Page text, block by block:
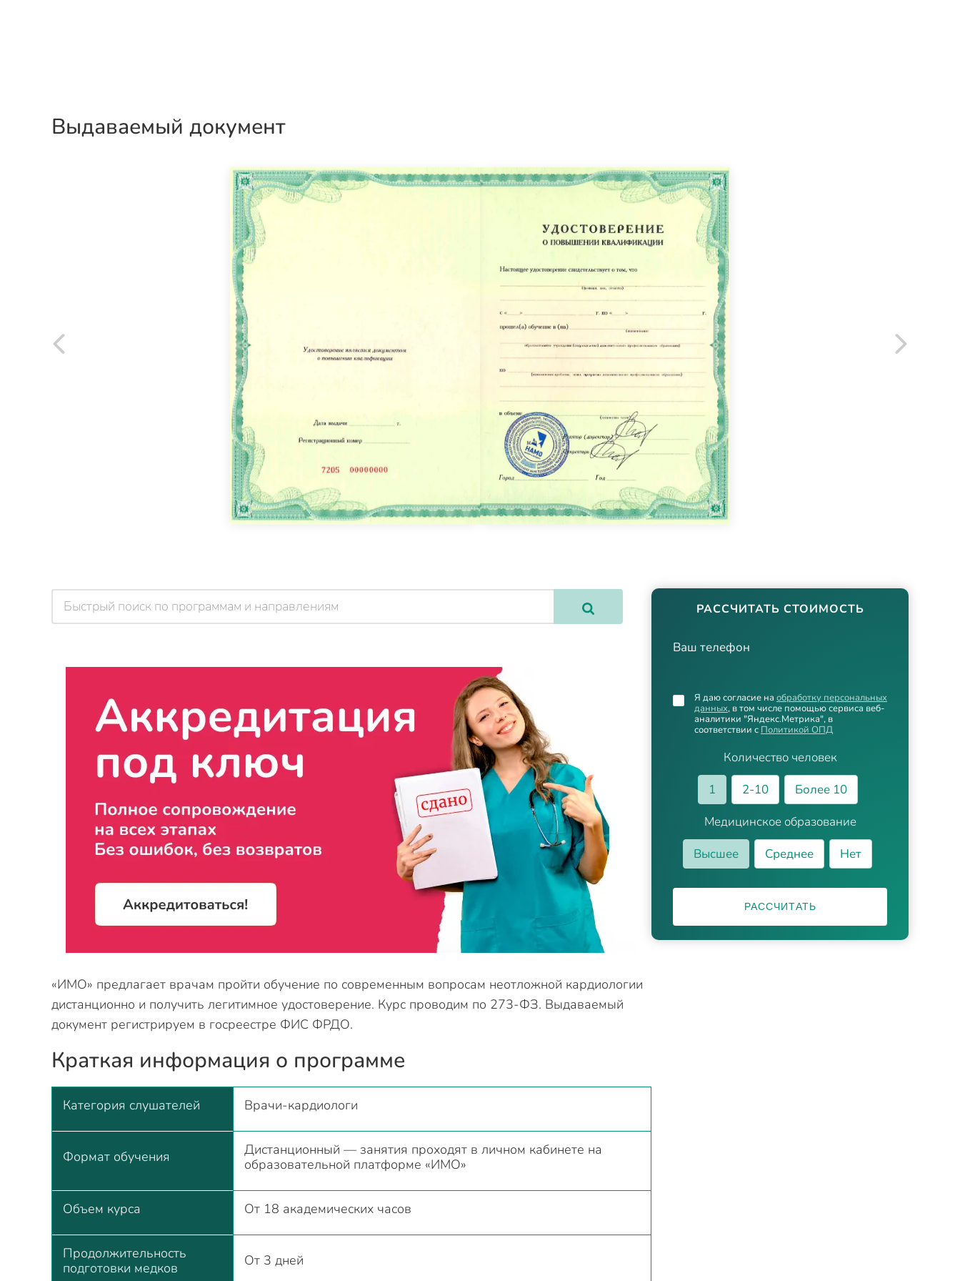
Выдаваемый документ
РАССЧИТАТЬ СТОИМОСТЬ
Ваш телефон
Количество человек
1
2-10
Более 10
Медицинское образование
Высшее
Среднее Нет
Я даю согласие на обработку персональных
данных, в том числе помощью сервиса веб-
аналитики "Яндекс.Метрика", в
соответствии с Политикой ОПД
РАССЧИТАТЬ
«ИМО» предлагает врачам пройти обучение по современным вопросам неотложной кардиологии
дистанционно и получить легитимное удостоверение. Курс проводим по 273-ФЗ. Выдаваемый
документ регистрируем в госреестре ФИС ФРДО.
Краткая информация о программе
Категория слушателей Врачи-кардиологи
Формат обучения
Дистанционный — занятия проходят в личном кабинете на
образовательной платформе «ИМО»
Объем курса От 18 академических часов
Продолжительность
подготовки медков
От 3 дней